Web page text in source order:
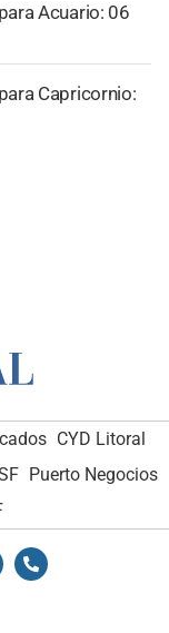
Acuario: 06
Capricornio:
CYD Litoral
Puerto Negocios